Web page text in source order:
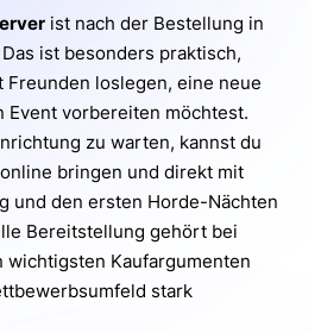
ist nach der Bestellung in
ist besonders praktisch,
Freunden loslegen, eine neue
Event vorbereiten möchtest.
zu warten, kannst du
bringen und direkt mit
und den ersten Horde-Nächten
Bereitstellung gehört bei
wichtigsten Kaufargumenten
stark